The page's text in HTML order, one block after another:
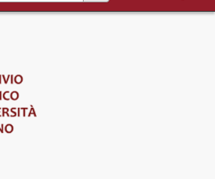
di Torino e altri istituti, 1572 - 1964
archivistica] Amici della Musica, 1936 - 1938
amichevole fra gli ingegneri ex-allievi della Scuola di Torino, poi Associazione ingegneri e architetti del Castello del Valentino, 1911 - 1959
Associazione "Galileo Ferraris", poi Sindacato nazionale allievi ingegneri - S.N.A.I., 1911 - 1921